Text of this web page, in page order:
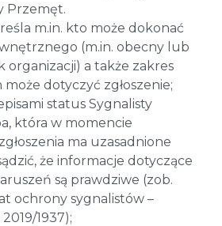
Przemęt.
m.in. kto może dokonać
(m.in. obecny lub
organizacji) a także zakres
dotyczyć zgłoszenie;
status Sygnalisty
która w momencie
ma uzasadnione
że informacje dotyczące
są prawdziwe (zob.
ochrony sygnalistów –
1937);